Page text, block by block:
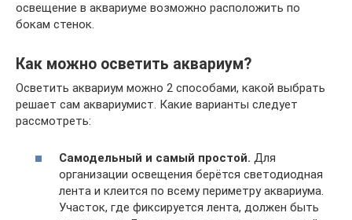
освещение в аквариуме возможно расположить по
бокам стенок.
Как можно осветить аквариум?
Осветить аквариум можно 2 способами, какой выбрать
решает сам аквариумист. Какие варианты следует
рассмотреть:
Самодельный и самый простой. Для
организации освещения берётся светодиодная
лента и клеится по всему периметру аквариума.
Участок, где фиксируется лента, должен быть